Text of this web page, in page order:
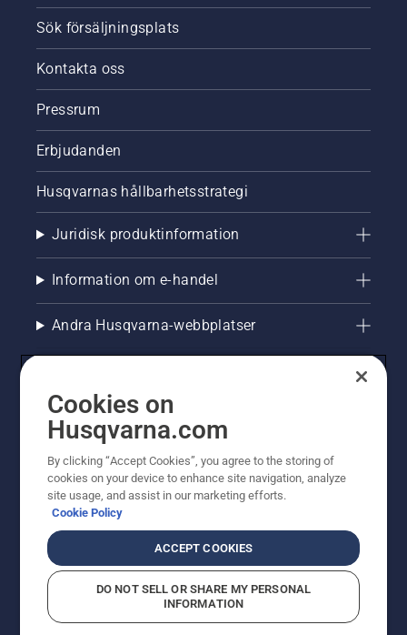
Sök försäljningsplats
Kontakta oss
Pressrum
Erbjudanden
Husqvarnas hållbarhetsstrategi
Juridisk produktinformation
Information om e-handel
Andra Husqvarna-webbplatser
© Husqvarna AB (publ). All rights reserved. Priserna
som visas är rekommenderade cirkapriser. Alla angivna
priser är rekommenderade försäljningspriser (inkl.
moms) om inte produkten är tillgänglig för direkt köp.
CookiepolicyAnvändningsvillkor Sekretessmeddelande
Företagsinformation
Cookies on
Husqvarna.com
By clicking “Accept Cookies”, you agree to the storing of
cookies on your device to enhance site navigation, analyze
site usage, and assist in our marketing efforts.
Cookie Policy
ACCEPT COOKIES
DO NOT SELL OR SHARE MY PERSONAL
INFORMATION